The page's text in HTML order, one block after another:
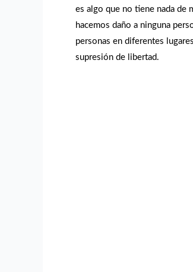
es algo que no tiene nada de
hacemos daño a ninguna
personas en diferentes
supresión de libertad.